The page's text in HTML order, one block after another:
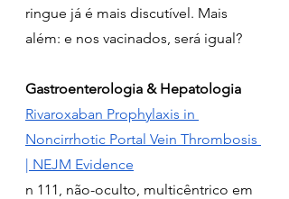
ringue já é mais discutível. Mais
além: e nos vacinados, será igual?
Gastroenterologia & Hepatologia
Rivaroxaban Prophylaxis in
Noncirrhotic Portal Vein Thrombosis
| NEJM Evidence
n 111, não-oculto, multicêntrico em